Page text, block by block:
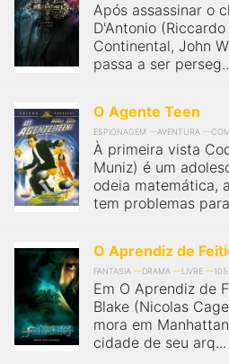
Após assassinar o
D'Antonio
Continental, John
passa a ser
O Agente Teen
ESPIONAGEM AVENTURA
À primeira vista
Muniz) é um
odeia matemática,
tem problemas
O Aprendiz de
FANTASIA DRAMA LIVRE
Em O Aprendiz de
Blake (Nicolas
mora em
cidade de seu arq...